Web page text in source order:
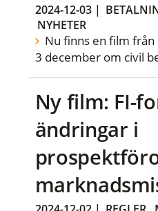
2024-12-03|
NYHETER
Nu finns en film
3 december om civil
Ny film: FI-
ändringar i